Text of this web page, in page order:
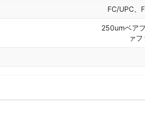
FC/UPC、
250umベア
ァ